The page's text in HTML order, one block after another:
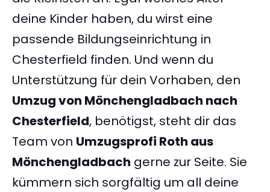
deine Kinder haben, du wirst eine
passende Bildungseinrichtung in
Chesterfield finden. Und wenn du
Unterstützung für dein Vorhaben, den
Umzug von Mönchengladbach nach
Chesterfield, benötigst, steht dir das
Team von Umzugsprofi Roth aus
Mönchengladbach gerne zur Seite. Sie
kümmern sich sorgfältig um all deine